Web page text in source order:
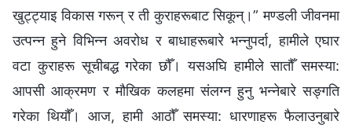
खुट्ट्याइ विकास गरून् र ती कुराहरूबाट सिकून्।” मण्डली जीवनमा
उत्पन्न हुने विभिन्‍न अवरोध र बाधाहरूबारे भन्‍नुपर्दा, हामीले एघार
वटा कुराहरू सूचीबद्ध गरेका छौँ। यसअघि हामीले सातौँ समस्या:
आपसी आक्रमण र मौखिक कलहमा संलग्‍न हुनु भन्‍नेबारे सङ्गति
गरेका थियौँ। आज, हामी आठौँ समस्या: धारणाहरू फैलाउनुबारे